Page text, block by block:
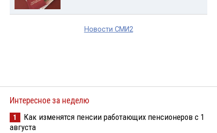
Новости СМИ2
Интересное за неделю
1
Как изменятся пенсии работающих пенсионеров с 1
августа